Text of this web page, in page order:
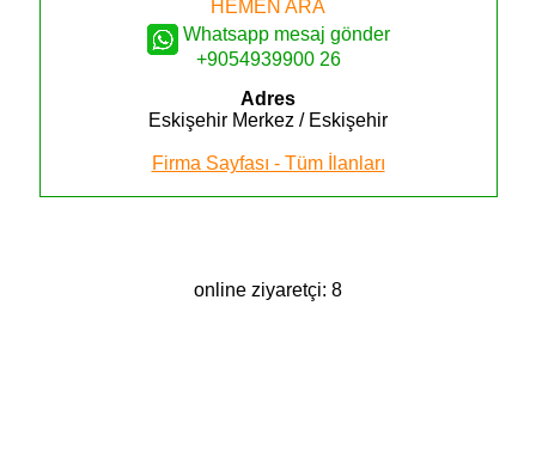
HEMEN ARA
Whatsapp mesaj gönder
+9054939900 26
Adres
Eskişehir Merkez / Eskişehir
Firma Sayfası - Tüm İlanları
online ziyaretçi: 8